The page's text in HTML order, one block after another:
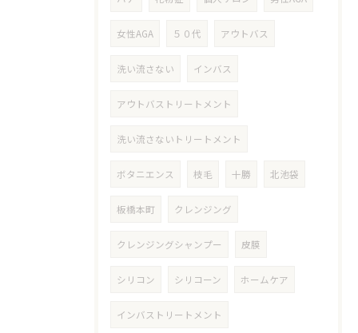
女性AGA ５０代 アウトバス
洗い流さない インバス
アウトバストリートメント
洗い流さないトリートメント
ボタニエンス 枝毛 十勝 北池袋
板橋本町 クレンジング
クレンジングシャンプー 皮膜
シリコン シリコーン ホームケア
インバストリートメント